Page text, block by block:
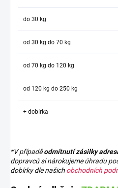
do 30 kg
od 30 kg do 70 kg
od 70 kg do 120 kg
od 120 kg do 250 kg
+ dobírka
*V případěodmítnutí zásilky
dopravců si nárokujeme úhradu
dobírky dle našich obchodních